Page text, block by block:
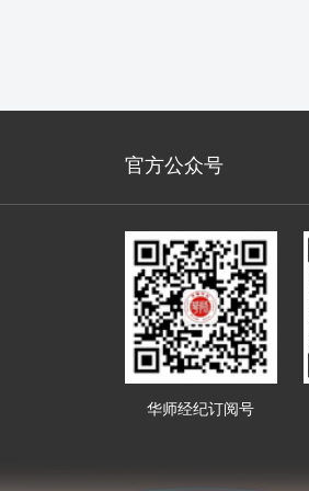
官方公众号
华师经纪订阅号